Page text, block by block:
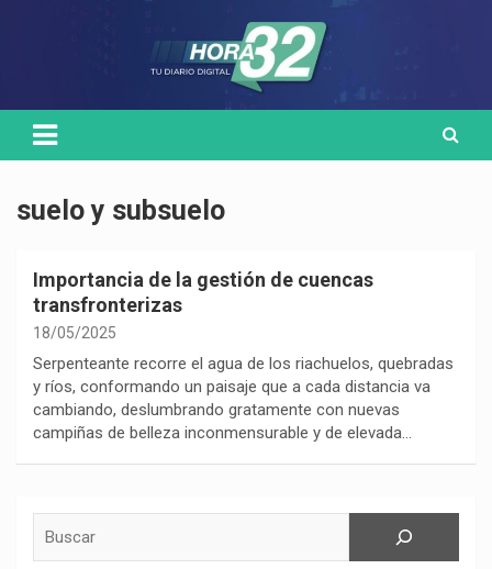
suelo y subsuelo
Importancia de la gestión de cuencas
transfronterizas
18/05/2025
Serpenteante recorre el agua de los riachuelos, quebradas
y ríos, conformando un paisaje que a cada distancia va
cambiando, deslumbrando gratamente con nuevas
campiñas de belleza inconmensurable y de elevada…